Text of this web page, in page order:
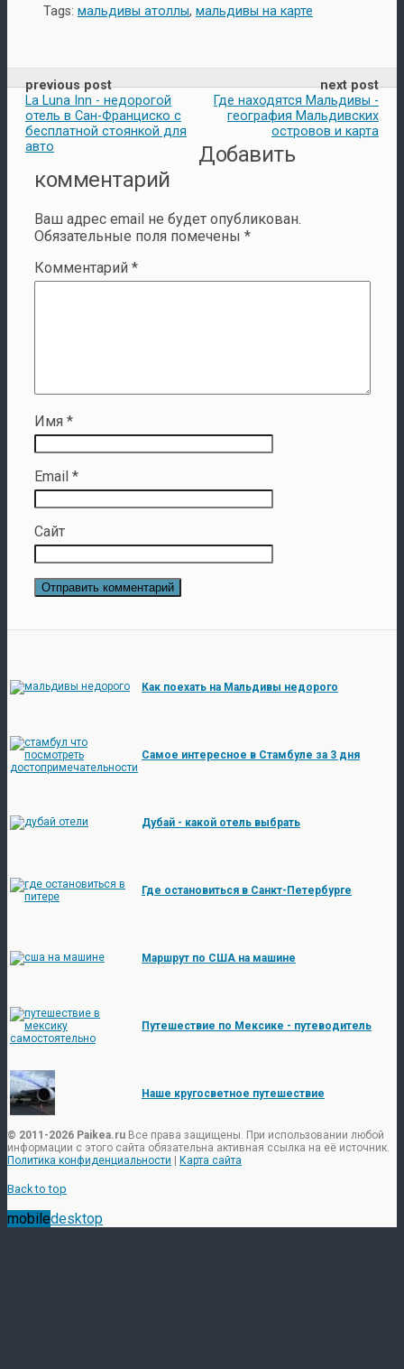
Tags: мальдивы атоллы, мальдивы на карте
previous post
La Luna Inn - недорогой
отель в Сан-Франциско с
бесплатной стоянкой для
авто
next post
Где находятся Мальдивы -
география Мальдивских
островов и карта
Добавить
комментарий
Ваш адрес email не будет опубликован.
Обязательные поля помечены *
Комментарий *
Имя *
Email *
Сайт
Как поехать на Мальдивы недорого
Самое интересное в Стамбуле за 3 дня
Дубай - какой отель выбрать
Где остановиться в Санкт-Петербурге
Маршрут по США на машине
Путешествие по Мексике - путеводитель
Наше кругосветное путешествие
© 2011-2026 Paikea.ru Все права защищены. При использовании любой
информации с этого сайта обязательна активная ссылка на её источник.
Политика конфиденциальности
Карта сайта
Back to top
mobiledesktop